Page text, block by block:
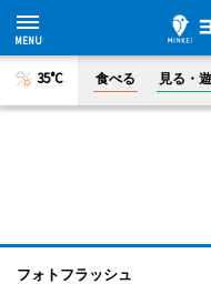
35°C 食べる 見る・
フォトフラッシュ